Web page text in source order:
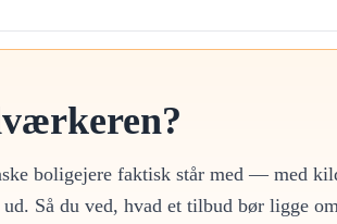
boligejere faktisk står med — med
Så du ved, hvad et tilbud bør ligge